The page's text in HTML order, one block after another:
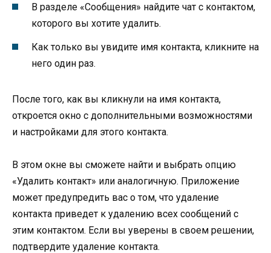
В разделе «Сообщения» найдите чат с контактом,
которого вы хотите удалить.
Как только вы увидите имя контакта, кликните на
него один раз.
После того, как вы кликнули на имя контакта,
откроется окно с дополнительными возможностями
и настройками для этого контакта.
В этом окне вы сможете найти и выбрать опцию
«Удалить контакт» или аналогичную. Приложение
может предупредить вас о том, что удаление
контакта приведет к удалению всех сообщений с
этим контактом. Если вы уверены в своем решении,
подтвердите удаление контакта.